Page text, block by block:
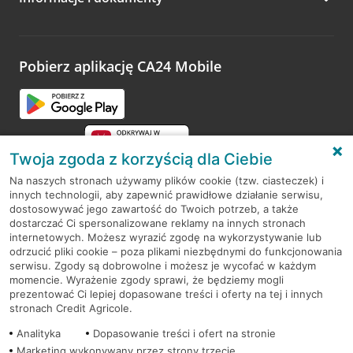
opinie.
Pobierz aplikację CA24 Mobile
RODO
Regulamin serwisu
Mapa serwisu
PolitykaCookies
Twoja zgoda z korzyścią dla Ciebie
Na naszych stronach używamy plików cookie (tzw. ciasteczek) i
innych technologii, aby zapewnić prawidłowe działanie serwisu,
dostosowywać jego zawartość do Twoich potrzeb, a także
dostarczać Ci spersonalizowane reklamy na innych stronach
internetowych. Możesz wyrazić zgodę na wykorzystywanie lub
odrzucić pliki cookie – poza plikami niezbędnymi do funkcjonowania
serwisu. Zgody są dobrowolne i możesz je wycofać w każdym
momencie. Wyrażenie zgody sprawi, że będziemy mogli
prezentować Ci lepiej dopasowane treści i oferty na tej i innych
stronach Credit Agricole.
Analityka
Dopasowanie treści i ofert na stronie